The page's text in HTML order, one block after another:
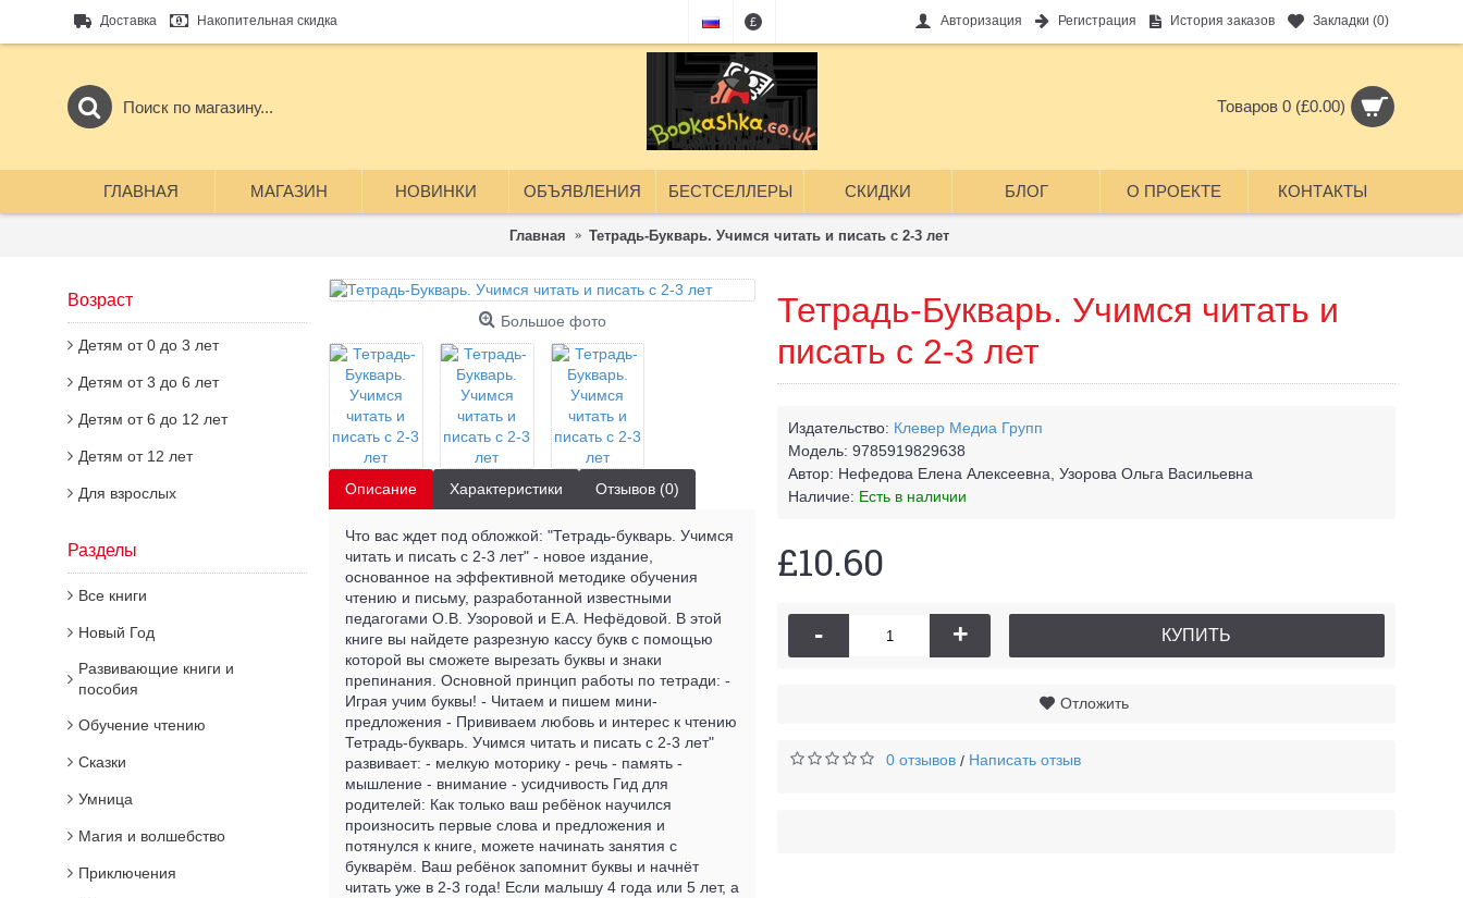
Доставка Накопительная скидка £ Авторизация Регистрация История заказов Закладки (0)
Товаров 0 (£0.00)
ГЛАВНАЯ МАГАЗИН НОВИНКИ ОБЪЯВЛЕНИЯ БЕСТСЕЛЛЕРЫ СКИДКИ БЛОГ О ПРОЕКТЕ КОНТАКТЫ
Главная Тетрадь-Букварь. Учимся читать и писать с 2-3 лет
Возраст
Детям от 0 до 3 лет
Детям от 3 до 6 лет
Детям от 6 до 12 лет
Детям от 12 лет
Для взрослых
Разделы
Все книги
Новый Год
Развивающие книги и
пособия
Обучение чтению
Сказки
Умница
Магия и волшебство
Приключения
Большое фото
Описание Характеристики Отзывов (0)
Что вас ждет под обложкой: "Тетрадь-букварь. Учимся
читать и писать с 2-3 лет" - новое издание,
основанное на эффективной методике обучения
чтению и письму, разработанной известными
педагогами О.В. Узоровой и Е.А. Нефёдовой. В этой
книге вы найдете разрезную кассу букв с помощью
которой вы сможете вырезать буквы и знаки
препинания. Основной принцип работы по тетради: -
Играя учим буквы! - Читаем и пишем мини-
предложения - Прививаем любовь и интерес к чтению
Тетрадь-букварь. Учимся читать и писать с 2-3 лет"
развивает: - мелкую моторику - речь - память -
мышление - внимание - усидчивость Гид для
родителей: Как только ваш ребёнок научился
произносить первые слова и предложения и
потянулся к книге, можете начинать занятия с
букварём. Ваш ребёнок запомнит буквы и начнёт
читать уже в 2-3 года! Если малышу 4 года или 5 лет, а
Тетрадь-Букварь. Учимся читать и
писать с 2-3 лет
Издательство: Клевер Медиа Групп
Модель: 9785919829638
Автор: Нефедова Елена Алексеевна, Узорова Ольга Васильевна
Наличие: Есть в наличии
£10.60
- + КУПИТЬ
Отложить
0 отзывов / Написать отзыв